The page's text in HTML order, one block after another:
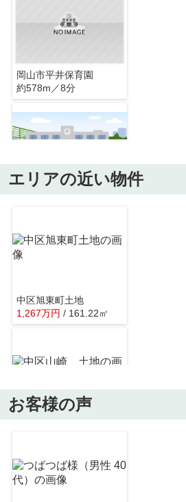
岡山市平井保育園
約578m／8分
岡山市立平井小学校
岡山市立東山中学校
エリアの近い物件
中区旭東町土地
1,267万円 / 161.22㎡
中区山崎 土地
お客様の声